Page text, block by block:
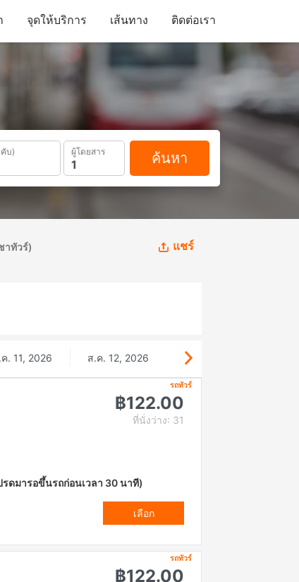
บ) ผู้โดยสาร ค้นหา
จุดให้บริการ เส้นทาง ติดต่อเรา
าทัวร์) แชร์
. 11, 2026 ส.ค. 12, 2026
รถทัวร์
฿122.00
ที่นั่งว่าง: 31
ดมารอขึ้นรถก่อนเวลา 30 นาที)
เลือก
รถทัวร์
฿122.00